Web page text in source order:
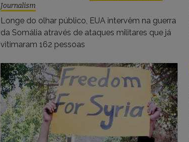
Journalism
Longe do olhar público, EUA intervêm na guerra
da Somália através de ataques militares que já
vitimaram 162 pessoas